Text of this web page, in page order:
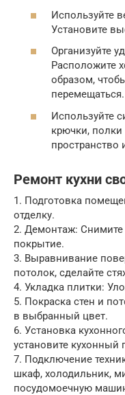
Используйте
Установите
Организуйте
Расположите
образом,
перемещаться.
Используйте
крючки, полки
пространство
Ремонт кухни
1. Подготовка
отделку.
2. Демонтаж: Снимите
покрытие.
3. Выравнивание
потолок, сделайте
4. Укладка плитки:
5. Покраска стен и
в выбранный цвет.
6. Установка
установите кухонный
7. Подключение
шкаф, холодильник,
посудомоечную